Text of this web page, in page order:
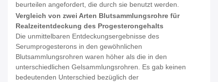
beurteilen angefordert, die durch sie benutzt werden.
Vergleich von zwei Arten Blutsammlungsrohre für
Realzeitentdeckung des Progesterongehalts
Die unmittelbaren Entdeckungsergebnisse des
Serumprogesterons in den gewöhnlichen
Blutsammlungsrohren waren höher als die in den
unterschiedlichen Gelsammlungsrohren. Es gab keinen
bedeutenden Unterschied bezüglich der